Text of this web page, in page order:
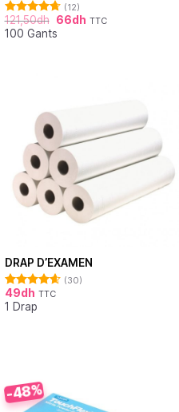
Note4.67
sur 5
(12)
121,50dh 66dh TTC
100 Gants
DRAP D’EXAMEN
Note4.62
sur 5
(30)
49dh TTC
1 Drap
-48%